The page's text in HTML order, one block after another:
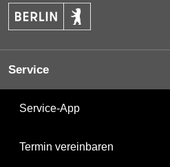
Service
Service-App
Termin vereinbaren